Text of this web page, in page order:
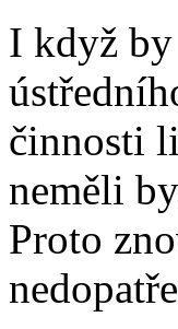
I když by
činnosti
neměli
Proto